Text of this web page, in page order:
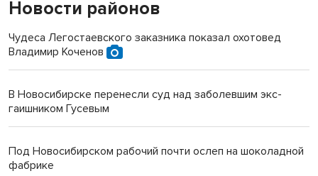
Новости районов
Чудеса Легостаевского заказника показал охотовед
Владимир Коченов
В Новосибирске перенесли суд над заболевшим экс-
гаишником Гусевым
Под Новосибирском рабочий почти ослеп на шоколадной
фабрике